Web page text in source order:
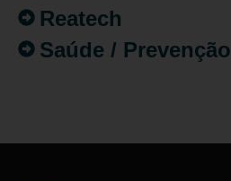
Reatech
Saúde / Prevenção